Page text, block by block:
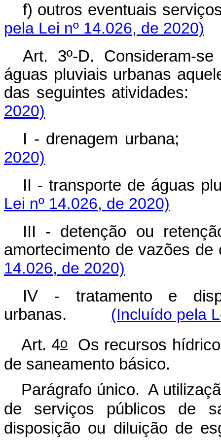
f) outros eventuais
pela Lei nº 14.026, de 2020)
Art. 3º-D. Consideram-
águas pluviais urbanas
das seguintes atividades:
2020)
I - drenagem urbana;
2020)
II - transporte de águas
Lei nº 14.026, de 2020)
III - detenção ou
amortecimento de vazões de
14.026, de 2020)
IV - tratamento e
urbanas.
(Incluído pela
Art. 4oOs recursos
de saneamento básico.
Parágrafo único. A
de serviços públicos de
disposição ou diluição de